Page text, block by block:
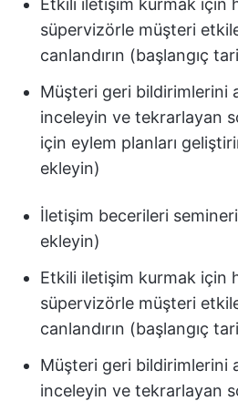
Etkili iletişim kurmak için
süpervizörle müşteri
canlandırın (başlangıç
Müşteri geri bildirimlerini
inceleyin ve tekrarlayan
için eylem planları
ekleyin)
İletişim becerileri
ekleyin)
Etkili iletişim kurmak için
süpervizörle müşteri
canlandırın (başlangıç
Müşteri geri bildirimlerini
inceleyin ve tekrarlayan